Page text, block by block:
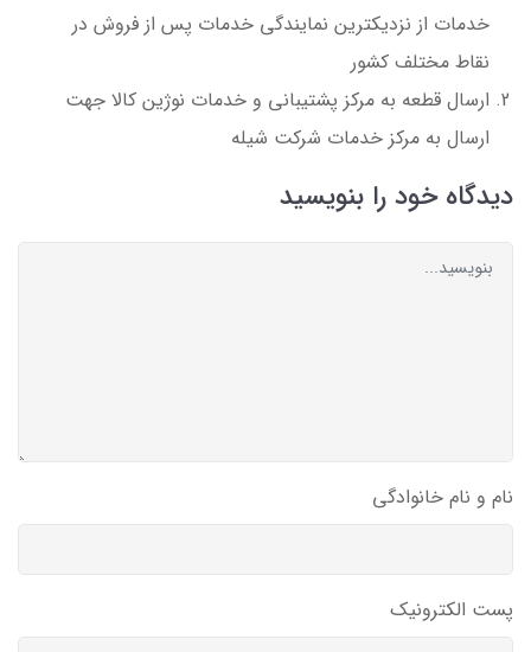
خدمات از نزدیکترین نمایندگی خدمات پس از فروش در
نقاط مختلف کشور
ارسال قطعه به مرکز پشتیبانی و خدمات نوژین کالا جهت
ارسال به مرکز خدمات شرکت شیله
دیدگاه خود را بنویسید
نام و نام خانوادگی
پست الکترونیک